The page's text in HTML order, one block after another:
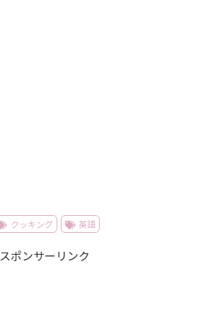
クッキング 英語
スポンサーリンク